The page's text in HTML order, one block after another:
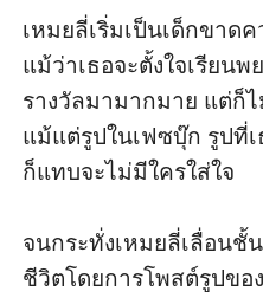
เหมยลี่เริ่มเป็นเด็กขาด
แม้ว่าเธอจะตั้งใจเรียน
รางวัลมามากมาย แต่ก็
แม้แต่รูปในเฟซบุ๊ก รูปที่
ก็แทบจะไม่มีใครใส่ใจ
จนกระทั่งเหมยลี่เลื่อนชั้
ชีวิตโดยการโพสต์รูปขอ